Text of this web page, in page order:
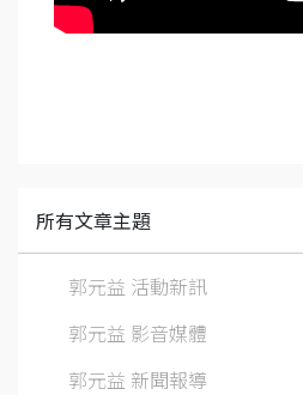
所有文章主題
郭元益 活動新訊
郭元益 影音媒體
郭元益 新聞報導